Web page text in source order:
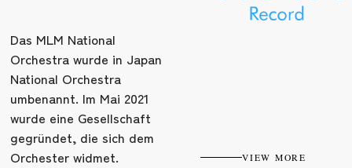
Das MLM National
Orchestra wurde in Japan
National Orchestra
umbenannt. Im Mai 2021
wurde eine Gesellschaft
gegründet, die sich dem
Orchester widmet.
VIEW MORE